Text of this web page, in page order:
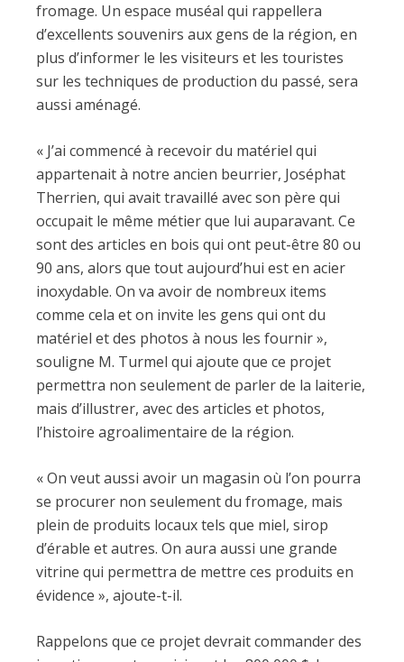
fromage. Un espace muséal qui rappellera
d’excellents souvenirs aux gens de la région, en
plus d’informer le les visiteurs et les touristes
sur les techniques de production du passé, sera
aussi aménagé.
« J’ai commencé à recevoir du matériel qui
appartenait à notre ancien beurrier, Joséphat
Therrien, qui avait travaillé avec son père qui
occupait le même métier que lui auparavant. Ce
sont des articles en bois qui ont peut-être 80 ou
90 ans, alors que tout aujourd’hui est en acier
inoxydable. On va avoir de nombreux items
comme cela et on invite les gens qui ont du
matériel et des photos à nous les fournir »,
souligne M. Turmel qui ajoute que ce projet
permettra non seulement de parler de la laiterie,
mais d’illustrer, avec des articles et photos,
l’histoire agroalimentaire de la région.
« On veut aussi avoir un magasin où l’on pourra
se procurer non seulement du fromage, mais
plein de produits locaux tels que miel, sirop
d’érable et autres. On aura aussi une grande
vitrine qui permettra de mettre ces produits en
évidence », ajoute-t-il.
Rappelons que ce projet devrait commander des